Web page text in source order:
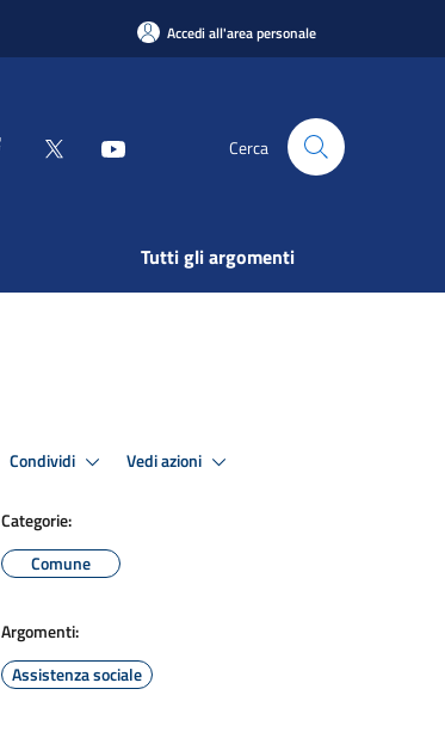
Accedi all'area personale
Cerca
Tutti gli argomenti
Condividi Vedi azioni
Categorie:
Comune
Argomenti:
Assistenza sociale